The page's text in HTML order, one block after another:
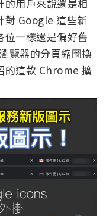
的用戶來說還是相
對 Google 這些新
位一樣還是偏好舊
覽器的分頁縮圖換
的這款 Chrome 擴